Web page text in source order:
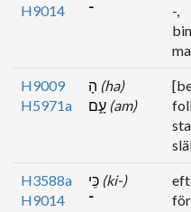
H9014
־
-,
H9009
H5971a
(ha)
(am)
H3588a
H9014
(ki-)
־
för